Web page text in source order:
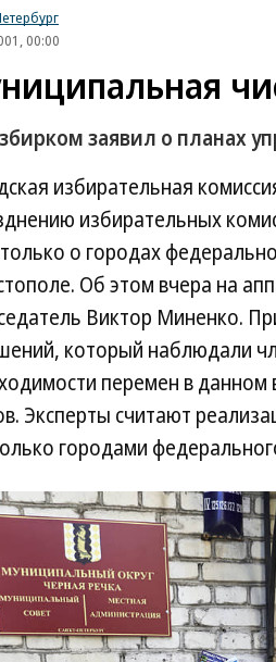
00:00
заявил о планах
избирательная
избирательных
о городах
Об этом вчера на
Виктор Миненко.
который наблюдали
перемен в данном
Эксперты считают
городами